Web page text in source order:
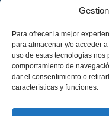
Para ofrecer la mejor
para almacenar y/o acceder
uso de estas tecnologías nos
comportamiento de
dar el consentimiento o
características y funciones.
He leído y acepto